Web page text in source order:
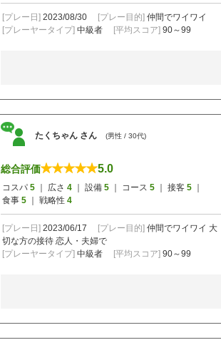
[プレー日] 2023/08/30 [プレー目的] 仲間でワイワイ
[プレーヤータイプ] 中級者 [平均スコア] 90～99
たくちゃん さん (男性 / 30代)
総合評価 5.0
コスパ 5 ｜ 広さ 4 ｜ 設備 5 ｜ コース 5 ｜ 接客 5
食事 5 ｜ 戦略性 4
[プレー日] 2023/06/17 [プレー目的] 仲間でワイワイ 大
切な方の接待 恋人・夫婦で
[プレーヤータイプ] 中級者 [平均スコア] 90～99